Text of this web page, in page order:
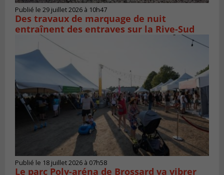
Publié le 29 juillet 2026 à 10h47
Des travaux de marquage de nuit
entraînent des entraves sur la Rive-Sud
Publié le 18 juillet 2026 à 07h58
Le parc Poly-aréna de Brossard va vibrer